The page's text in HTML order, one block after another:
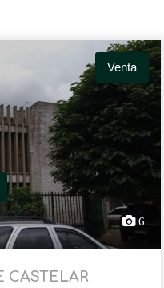
Venta
6
CASTELAR